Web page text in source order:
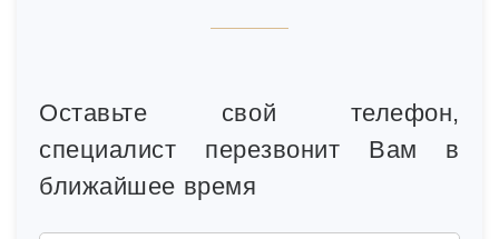
Оставьте свой телефон,
специалист перезвонит Вам в
ближайшее время